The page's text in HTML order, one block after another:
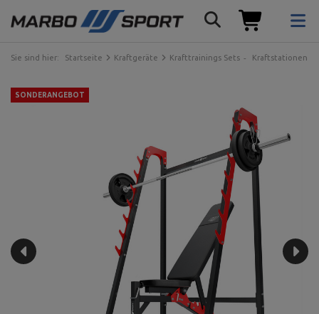
Sie sind hier: Startseite Kraftgeräte Krafttrainings Sets Kraftstationen
SONDERANGEBOT